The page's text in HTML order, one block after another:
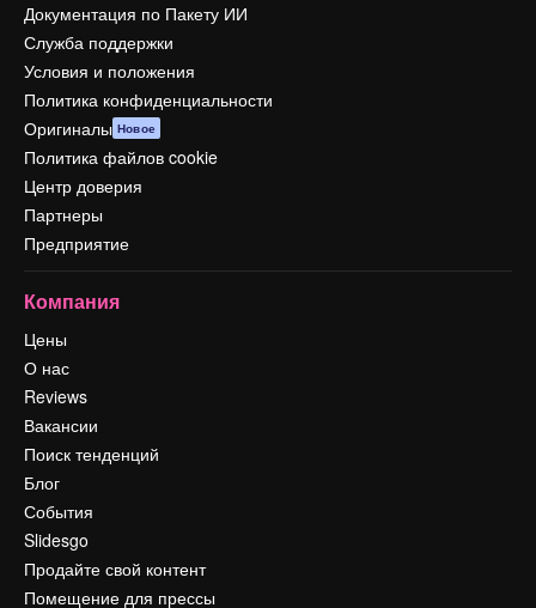
Документация по Пакету ИИ
Служба поддержки
Условия и положения
Политика конфиденциальности
Оригиналы Новое
Политика файлов cookie
Центр доверия
Партнеры
Предприятие
Компания
Цены
О нас
Reviews
Вакансии
Поиск тенденций
Блог
События
Slidesgo
Продайте свой контент
Помещение для прессы